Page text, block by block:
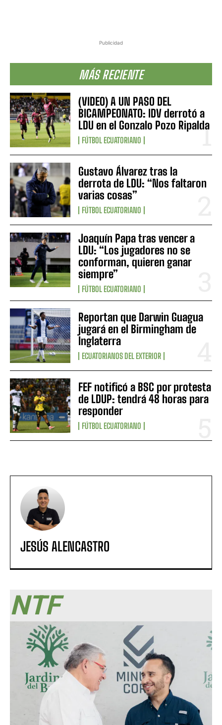
Publicidad
MÁS RECIENTE
(VIDEO) A UN PASO DEL
BICAMPEONATO: IDV derrotó a
LDU en el Gonzalo Pozo Ripalda
FÚTBOL ECUATORIANO
Gustavo Álvarez tras la
derrota de LDU: “Nos faltaron
varias cosas”
FÚTBOL ECUATORIANO
Joaquín Papa tras vencer a
LDU: “Los jugadores no se
conforman, quieren ganar
siempre”
FÚTBOL ECUATORIANO
Reportan que Darwin Guagua
jugará en el Birmingham de
Inglaterra
ECUATORIANOS DEL EXTERIOR
FEF notificó a BSC por protesta
de LDUP: tendrá 48 horas para
responder
FÚTBOL ECUATORIANO
JESÚS ALENCASTRO
NTF